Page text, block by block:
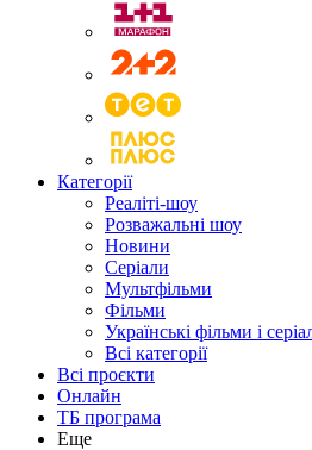
Категорії
Реаліті-шоу
Розважальні шоу
Новини
Серіали
Мультфільми
Фільми
Українські фільми і
Всі категорії
Всі проєкти
Онлайн
ТБ програма
Еще